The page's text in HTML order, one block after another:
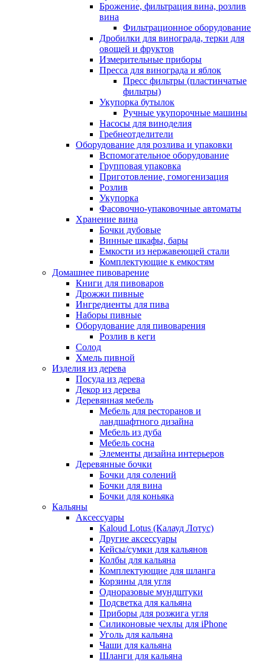
Брожение, фильтрация вина, розлив
вина
Фильтрационное оборудование
Дробилки для винограда, терки для
овощей и фруктов
Измерительные приборы
Пресса для винограда и яблок
Пресс фильтры (пластинчатые
фильтры)
Укупорка бутылок
Ручные укупорочные машины
Насосы для виноделия
Гребнеотделители
Оборудование для розлива и упаковки
Вспомогательное оборудование
Групповая упаковка
Приготовление, гомогенизация
Розлив
Укупорка
Фасовочно-упаковочные автоматы
Хранение вина
Бочки дубовые
Винные шкафы, бары
Емкости из нержавеющей стали
Комплектующие к емкостям
Домашнее пивоварение
Книги для пивоваров
Дрожжи пивные
Ингредиенты для пива
Наборы пивные
Оборудование для пивоварения
Розлив в кеги
Солод
Хмель пивной
Изделия из дерева
Посуда из дерева
Декор из дерева
Деревянная мебель
Мебель для ресторанов и
ландшафтного дизайна
Мебель из дуба
Мебель сосна
Элементы дизайна интерьеров
Деревянные бочки
Бочки для солений
Бочки для вина
Бочки для коньяка
Кальяны
Аксессуары
Kaloud Lotus (Калауд Лотус)
Другие аксессуары
Кейсы/сумки для кальянов
Колбы для кальяна
Комплектующие для шланга
Корзины для угля
Одноразовые мундштуки
Подсветка для кальяна
Приборы для розжига угля
Силиконовые чехлы для iPhone
Уголь для кальяна
Чаши для кальяна
Шланги для кальяна